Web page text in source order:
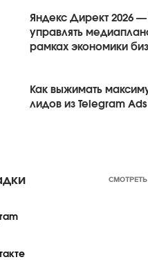
Яндекс Директ 2026 —
управлять
рамках экономики
Как выжимать
лидов из Telegram Ads
СМОТРЕТЬ